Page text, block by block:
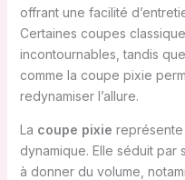
offrant une facilité
Certaines coupes
incontournables, tandis
comme la coupe pixie
redynamiser l’allure.
La coupe pixie
dynamique. Elle séduit
à donner du volume,